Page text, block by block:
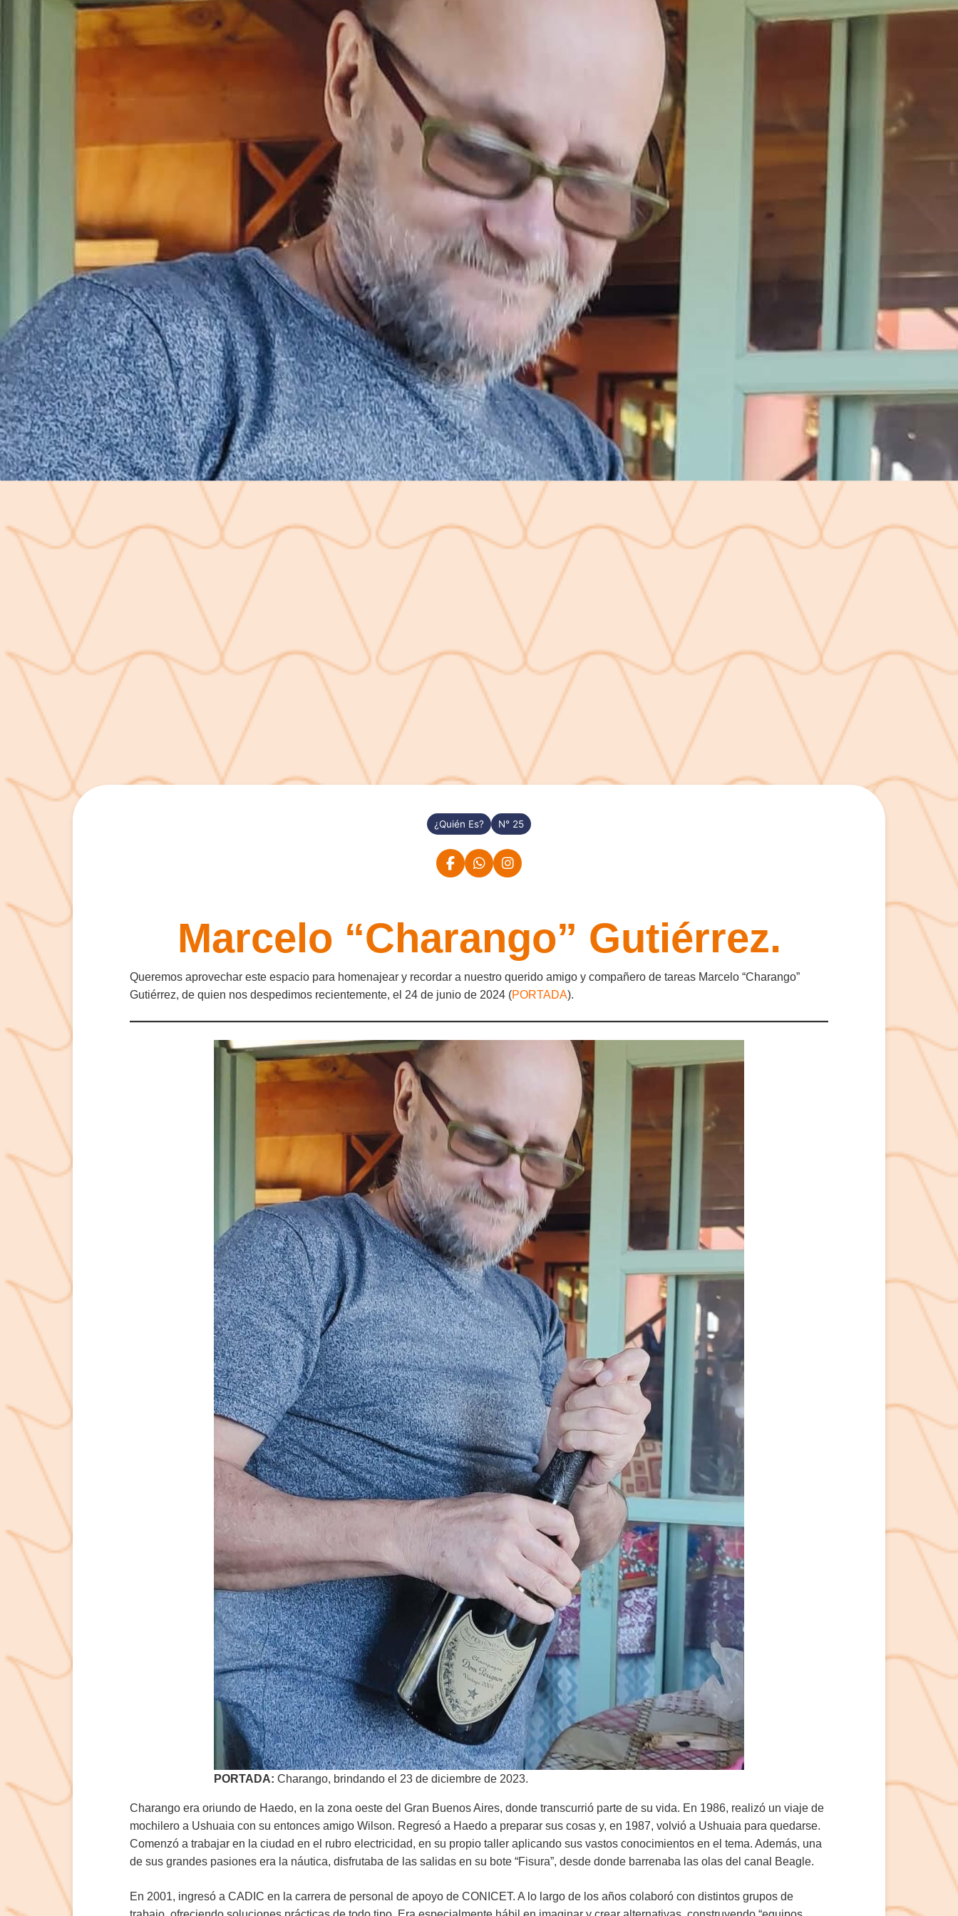
¿Quién Es? N° 25
Marcelo “Charango” Gutiérrez.
Queremos aprovechar este espacio para homenajear y recordar a nuestro querido amigo y compañero de tareas Marcelo “Charango”
Gutiérrez, de quien nos despedimos recientemente, el 24 de junio de 2024 (PORTADA).
PORTADA: Charango, brindando el 23 de diciembre de 2023.
Charango era oriundo de Haedo, en la zona oeste del Gran Buenos Aires, donde transcurrió parte de su vida. En 1986, realizó un viaje de
mochilero a Ushuaia con su entonces amigo Wilson. Regresó a Haedo a preparar sus cosas y, en 1987, volvió a Ushuaia para quedarse.
Comenzó a trabajar en la ciudad en el rubro electricidad, en su propio taller aplicando sus vastos conocimientos en el tema. Además, una
de sus grandes pasiones era la náutica, disfrutaba de las salidas en su bote “Fisura”, desde donde barrenaba las olas del canal Beagle.
En 2001, ingresó a CADIC en la carrera de personal de apoyo de CONICET. A lo largo de los años colaboró con distintos grupos de